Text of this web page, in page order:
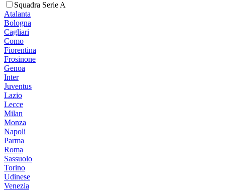
Squadra Serie A
Atalanta
Bologna
Cagliari
Como
Fiorentina
Frosinone
Genoa
Inter
Juventus
Lazio
Lecce
Milan
Monza
Napoli
Parma
Roma
Sassuolo
Torino
Udinese
Venezia